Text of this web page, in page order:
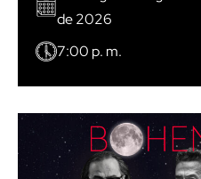
de 2026
7:00 p. m.